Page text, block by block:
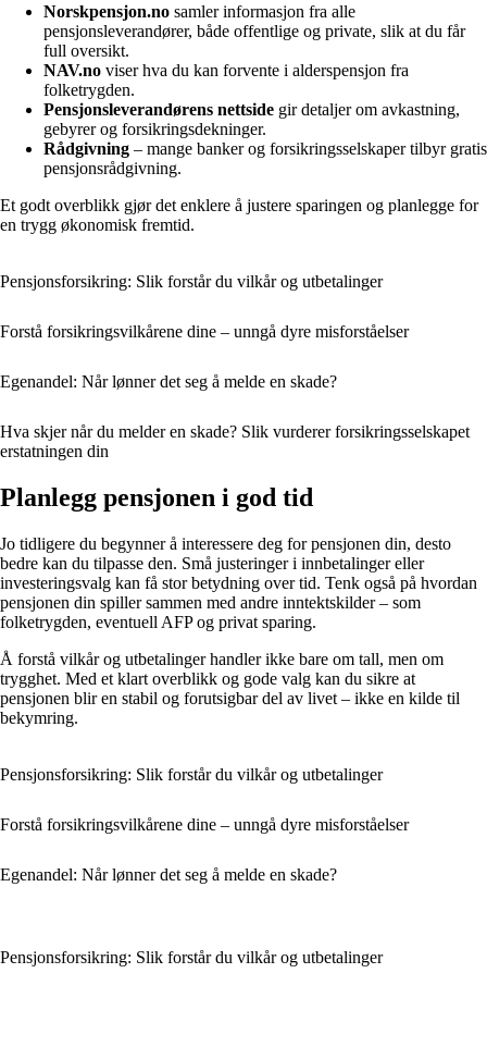
Norskpensjon.no samler informasjon fra alle
pensjonsleverandører, både offentlige og private, slik at du får
full oversikt.
NAV.no viser hva du kan forvente i alderspensjon fra
folketrygden.
Pensjonsleverandørens nettside gir detaljer om avkastning,
gebyrer og forsikringsdekninger.
Rådgivning – mange banker og forsikringsselskaper tilbyr gratis
pensjonsrådgivning.
Et godt overblikk gjør det enklere å justere sparingen og planlegge for
en trygg økonomisk fremtid.
Pensjonsforsikring: Slik forstår du vilkår og utbetalinger
Forstå forsikringsvilkårene dine – unngå dyre misforståelser
Egenandel: Når lønner det seg å melde en skade?
Hva skjer når du melder en skade? Slik vurderer forsikringsselskapet
erstatningen din
Planlegg pensjonen i god tid
Jo tidligere du begynner å interessere deg for pensjonen din, desto
bedre kan du tilpasse den. Små justeringer i innbetalinger eller
investeringsvalg kan få stor betydning over tid. Tenk også på hvordan
pensjonen din spiller sammen med andre inntektskilder – som
folketrygden, eventuell AFP og privat sparing.
Å forstå vilkår og utbetalinger handler ikke bare om tall, men om
trygghet. Med et klart overblikk og gode valg kan du sikre at
pensjonen blir en stabil og forutsigbar del av livet – ikke en kilde til
bekymring.
Pensjonsforsikring: Slik forstår du vilkår og utbetalinger
Forstå forsikringsvilkårene dine – unngå dyre misforståelser
Egenandel: Når lønner det seg å melde en skade?
Pensjonsforsikring: Slik forstår du vilkår og utbetalinger